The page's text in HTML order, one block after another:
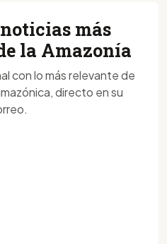
más
la Amazonía
con lo más relevante de
directo en su